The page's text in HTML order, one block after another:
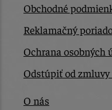
Obchodné
Reklamačný
Ochrana osobných
Odstúpiť od zmluvy
O nás